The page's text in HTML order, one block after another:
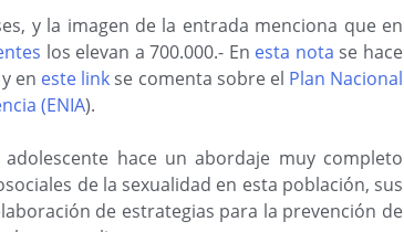
y la imagen de la entrada menciona que en
los elevan a 700.000.- En esta nota se hace
en este link se comenta sobre el Plan Nacional
(ENIA).
hace un abordaje muy completo
de la sexualidad en esta población, sus
de estrategias para la prevención de